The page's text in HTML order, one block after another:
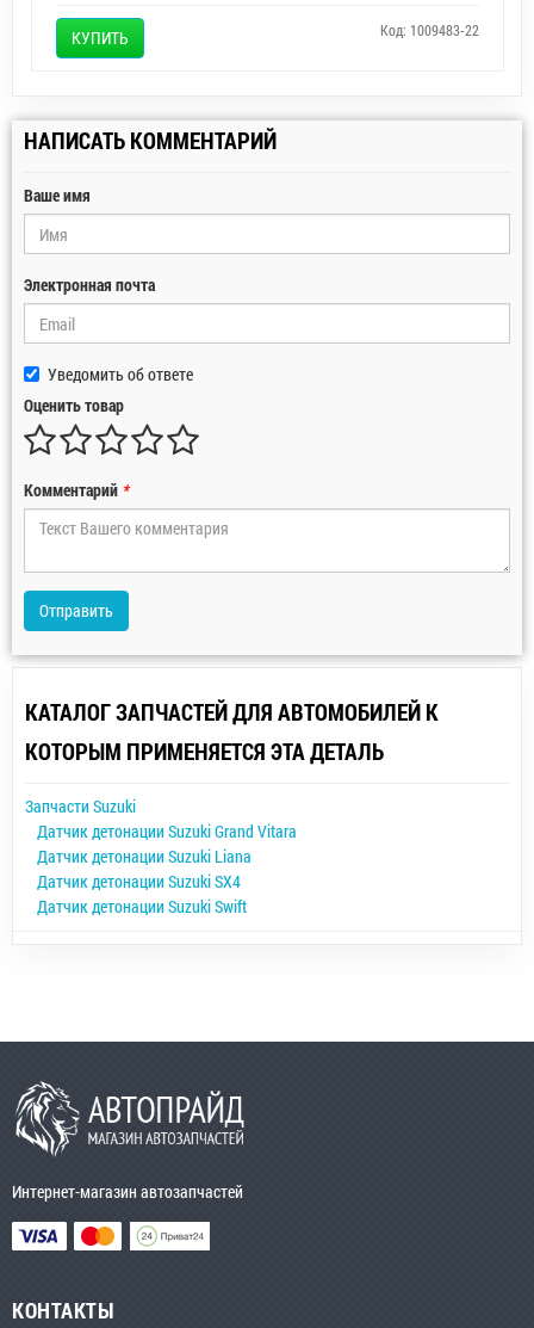
КУПИТЬ Код: 1009483-22
НАПИСАТЬ КОММЕНТАРИЙ
Ваше имя
Электронная почта
Уведомить об ответе
Оценить товар
Комментарий *
Отправить
КАТАЛОГ ЗАПЧАСТЕЙ ДЛЯ АВТОМОБИЛЕЙ К
КОТОРЫМ ПРИМЕНЯЕТСЯ ЭТА ДЕТАЛЬ
Запчасти Suzuki
Датчик детонации Suzuki Grand Vitara
Датчик детонации Suzuki Liana
Датчик детонации Suzuki SX4
Датчик детонации Suzuki Swift
Интернет-магазин автозапчастей
КОНТАКТЫ